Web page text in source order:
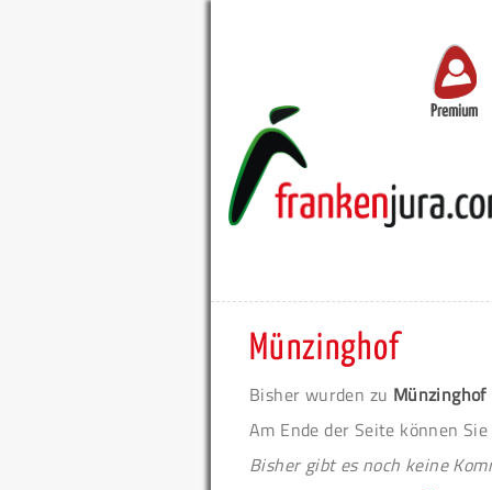
Premium
Münzinghof
Bisher wurden zu Münzinghof
Am Ende der Seite können
Bisher gibt es noch keine